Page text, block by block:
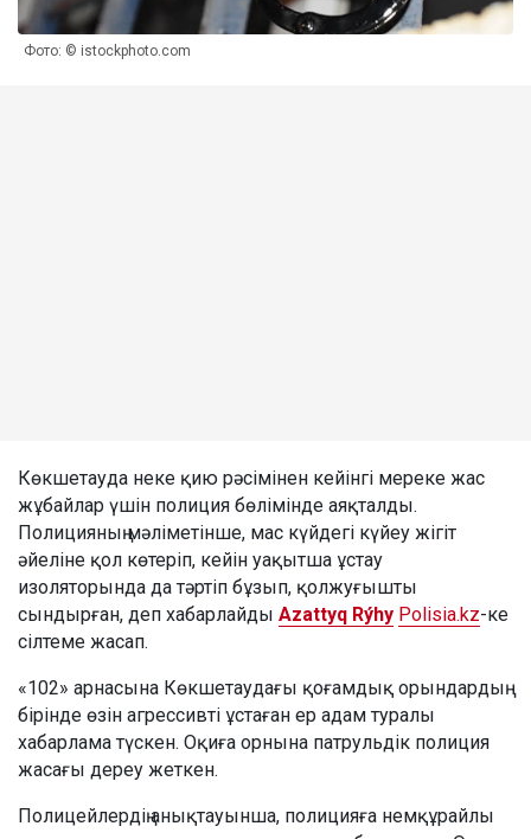
Фото: © istockphoto.com
Көкшетауда неке қию рәсімінен кейінгі мереке жас
жұбайлар үшін полиция бөлімінде аяқталды.
Полицияның мәліметінше, мас күйдегі күйеу жігіт
әйеліне қол көтеріп, кейін уақытша ұстау
изоляторында да тәртіп бұзып, қолжуғышты
сындырған, деп хабарлайды Azattyq Rýhy Polisia.kz-ке
сілтеме жасап.
«102» арнасына Көкшетаудағы қоғамдық орындардың
бірінде өзін агрессивті ұстаған ер адам туралы
хабарлама түскен. Оқиға орнына патрульдік полиция
жасағы дереу жеткен.
Полицейлердің анықтауынша, полицияға немқұрайлы